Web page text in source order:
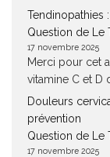
Tendinopathies
Question de Le
17 novembre 2025
Merci pour cet
vitamine C et D
Douleurs
prévention
Question de Le
17 novembre 2025